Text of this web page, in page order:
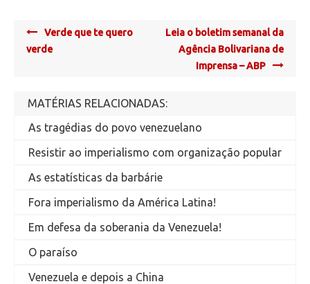
Post
navigation
Verde que te quero
verde
Leia o boletim semanal da
Agência Bolivariana de
Imprensa – ABP
MATÉRIAS RELACIONADAS:
As tragédias do povo venezuelano
Resistir ao imperialismo com organização popular
As estatísticas da barbárie
Fora imperialismo da América Latina!
Em defesa da soberania da Venezuela!
O paraíso
Venezuela e depois a China